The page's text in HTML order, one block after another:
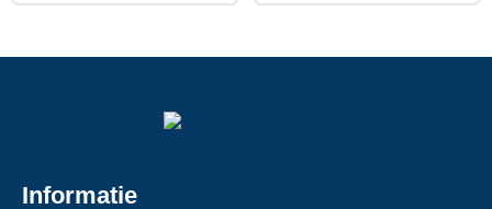
Informatie